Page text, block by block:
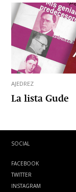
AJEDREZ
La lista Gude
SOCIAL
FACEBOOK
TWITTER
INSTAGRAM